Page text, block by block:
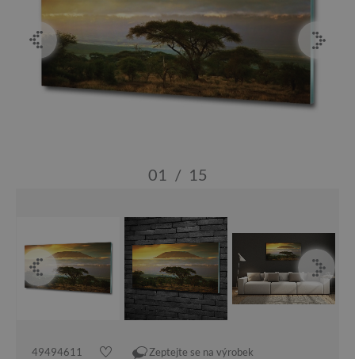
01 / 15
49494611 Zeptejte se na výrobek